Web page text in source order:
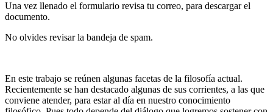
Una vez llenado el formulario revisa tu correo, para descargar el
documento.
No olvides revisar la bandeja de spam.
En este trabajo se reúnen algunas facetas de la filosofía actual.
Recientemente se han destacado algunas de sus corrientes, a las que
conviene atender, para estar al día en nuestro conocimiento